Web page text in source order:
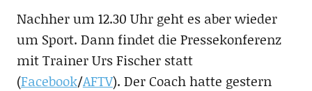
Nachher um 12.30 Uhr geht es aber wieder
um Sport. Dann findet die Pressekonferenz
mit Trainer Urs Fischer statt
(Facebook/AFTV). Der Coach hatte gestern